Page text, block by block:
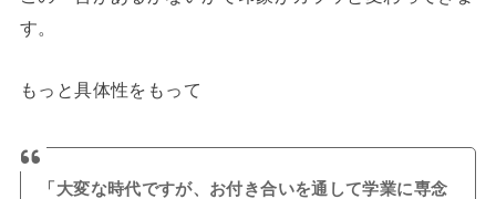
す。
もっと具体性をもって
「大変な時代ですが、お付き合いを通して学業に専念